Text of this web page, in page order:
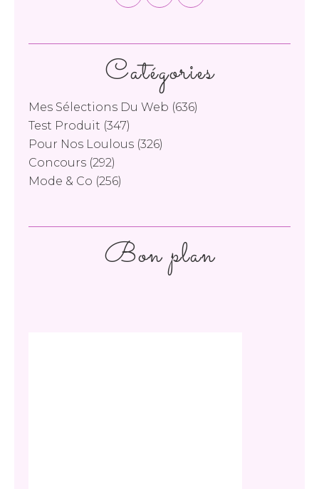
Catégories
Mes Sélections Du Web (636)
Test Produit (347)
Pour Nos Loulous (326)
Concours (292)
Mode & Co (256)
Bon plan